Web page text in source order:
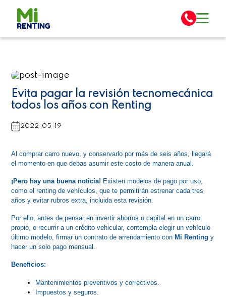
Evita pagar la revisión tecnomecánica
todos los años con Renting
2022-05-19
Al comprar carro nuevo, y conservarlo por más de seis años, llegará
el momento en que debas asumir este costo de manera anual.
¡Pero hay una buena noticia! Existen modelos de pago por uso,
como el renting de vehículos, que te permitirán estrenar cada tres
años y evitar rubros extra, incluida esta revisión.
Por ello, antes de pensar en invertir ahorros o capital en un carro
propio, o recurrir a un crédito vehicular, contempla elegir un vehículo
último modelo, firmar un contrato de arrendamiento con Mi Renting y
hacer un solo pago mensual.
Beneficios:
Mantenimientos preventivos y correctivos.
Impuestos y seguros.